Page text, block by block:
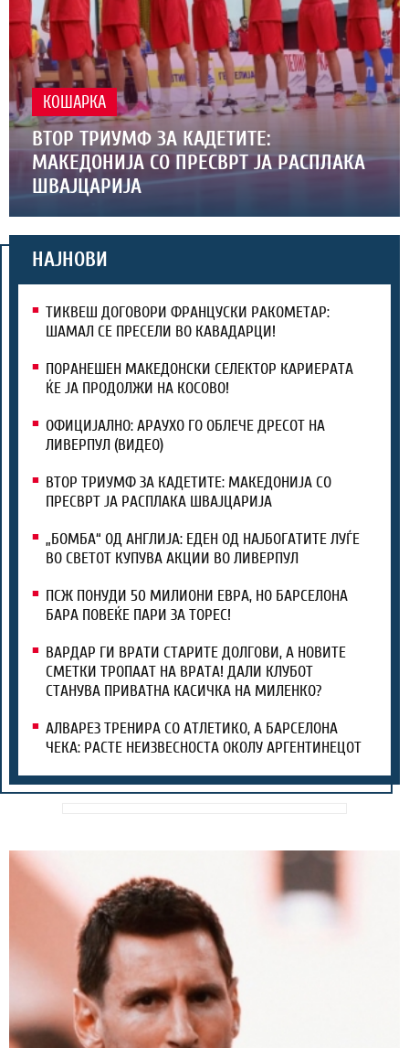
КОШАРКА
ВТОР ТРИУМФ ЗА КАДЕТИТЕ:
МАКЕДОНИЈА СО ПРЕСВРТ ЈА РАСПЛАКА
ШВАЈЦАРИЈА
НАЈНОВИ
ТИКВЕШ ДОГОВОРИ ФРАНЦУСКИ РАКОМЕТАР:
ШАМАЛ СЕ ПРЕСЕЛИ ВО КАВАДАРЦИ!
ПОРАНЕШЕН МАКЕДОНСКИ СЕЛЕКТОР КАРИЕРАТА
ЌЕ ЈА ПРОДОЛЖИ НА КОСОВО!
ОФИЦИЈАЛНО: АРАУХО ГО ОБЛЕЧЕ ДРЕСОТ НА
ЛИВЕРПУЛ (ВИДЕО)
ВТОР ТРИУМФ ЗА КАДЕТИТЕ: МАКЕДОНИЈА СО
ПРЕСВРТ ЈА РАСПЛАКА ШВАЈЦАРИЈА
„БОМБА“ ОД АНГЛИЈА: ЕДЕН ОД НАЈБОГАТИТЕ ЛУЃЕ
ВО СВЕТОТ КУПУВА АКЦИИ ВО ЛИВЕРПУЛ
ПСЖ ПОНУДИ 50 МИЛИОНИ ЕВРА, НО БАРСЕЛОНА
БАРА ПОВЕЌЕ ПАРИ ЗА ТОРЕС!
ВАРДАР ГИ ВРАТИ СТАРИТЕ ДОЛГОВИ, А НОВИТЕ
СМЕТКИ ТРОПААТ НА ВРАТА! ДАЛИ КЛУБОТ
СТАНУВА ПРИВАТНА КАСИЧКА НА МИЛЕНКО?
АЛВАРЕЗ ТРЕНИРА СО АТЛЕТИКО, А БАРСЕЛОНА
ЧЕКА: РАСТЕ НЕИЗВЕСНОСТА ОКОЛУ АРГЕНТИНЕЦОТ